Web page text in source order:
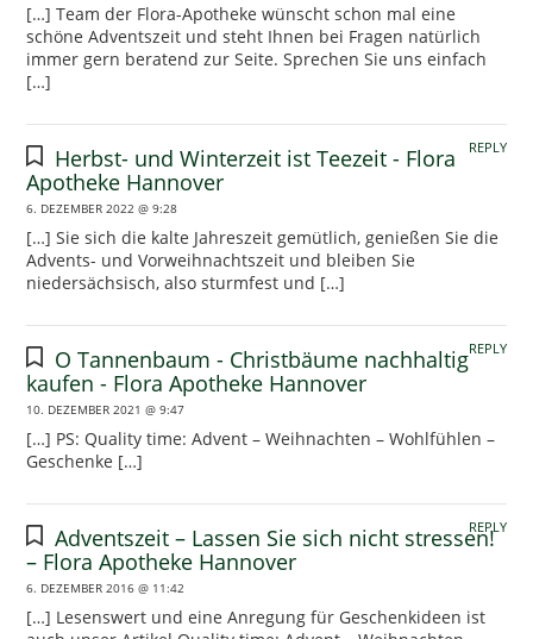
[…] Team der Flora-Apotheke wünscht schon mal eine
schöne Adventszeit und steht Ihnen bei Fragen natürlich
immer gern beratend zur Seite. Sprechen Sie uns einfach
[…]
Herbst- und Winterzeit ist Teezeit - Flora
Apotheke Hannover
6. DEZEMBER 2022 @ 9:28
[…] Sie sich die kalte Jahreszeit gemütlich, genießen Sie die
Advents- und Vorweihnachtszeit und bleiben Sie
niedersächsisch, also sturmfest und […]
REPLY
O Tannenbaum - Christbäume nachhaltig
kaufen - Flora Apotheke Hannover
10. DEZEMBER 2021 @ 9:47
[…] PS: Quality time: Advent – Weihnachten – Wohlfühlen –
Geschenke […]
REPLY
Adventszeit – Lassen Sie sich nicht stressen!
– Flora Apotheke Hannover
6. DEZEMBER 2016 @ 11:42
[…] Lesenswert und eine Anregung für Geschenkideen ist
REPLY